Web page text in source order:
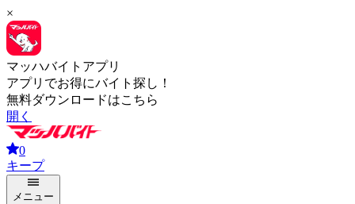
×
マッハバイトアプリ
アプリでお得にバイト探し！
無料ダウンロードはこちら
開く
0
キープ
メニュー